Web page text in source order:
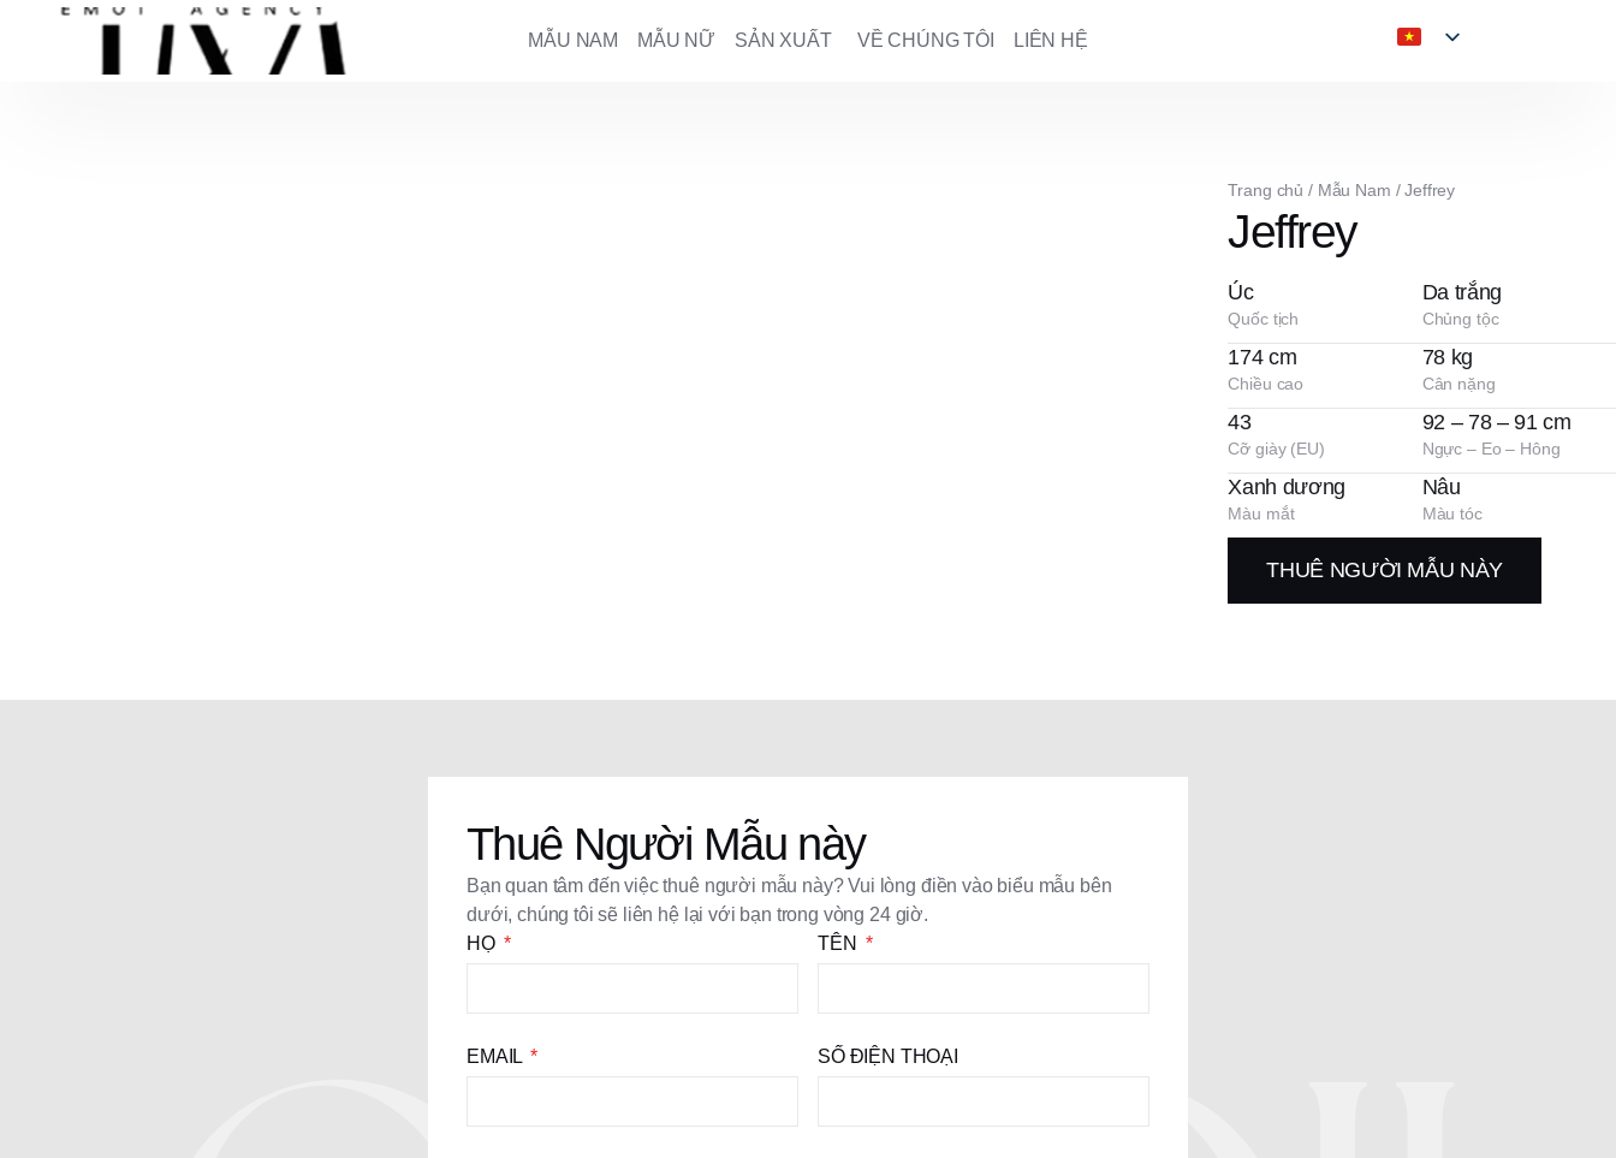
MẪU NAM MẪU NỮ SẢN XUẤT VỀ CHÚNG TÔI LIÊN HỆ
Trang chủ / Mẫu Nam /Jeffrey
Jeffrey
Úc
Quốc tịch
Da trắng
Chủng tộc
174 cm
Chiều cao
78 kg
Cân nặng
43
Cỡ giày (EU)
92 – 78 – 91 cm
Ngực – Eo – Hông
Xanh dương
Màu mắt
Nâu
Màu tóc
THUÊ NGƯỜI MẪU NÀY
Thuê Người Mẫu này
Bạn quan tâm đến việc thuê người mẫu này? Vui lòng điền vào biểu mẫu bên
dưới, chúng tôi sẽ liên hệ lại với bạn trong vòng 24 giờ.
HỌ
TÊN
EMAIL SỐ ĐIỆN THOẠI